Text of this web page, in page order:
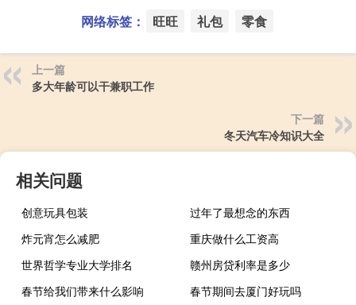
网络标签： 旺旺 礼包 零食
上一篇
多大年龄可以干兼职工作
下一篇
冬天汽车冷知识大全
相关问题
创意玩具包装
过年了最想念的东西
炸元宵怎么减肥
重庆做什么工资高
世界哲学专业大学排名
赣州房贷利率是多少
春节给我们带来什么影响
春节期间去厦门好玩吗